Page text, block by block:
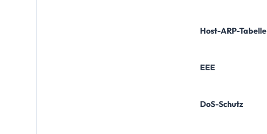
Host-ARP-Tabelle
EEE
DoS-Schutz